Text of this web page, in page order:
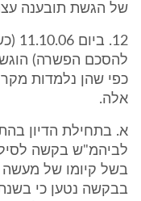
של הגשת תובענה
להסכם הפשרה)
כפי שהן נלמדות
אלה.
א. בתחילת הדיון
לביהמ"ש בקשה